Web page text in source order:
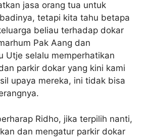
jasa orang tua untuk
tetapi kita tahu betapa
beliau terhadap dokar
Pak Aang dan
Utje selalu memperhatikan
parkir dokar yang kini kami
upaya mereka, ini tidak bisa
Ridho, jika terpilih nanti,
dan mengatur parkir dokar